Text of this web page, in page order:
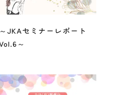
～JKAセミナーレポート
～